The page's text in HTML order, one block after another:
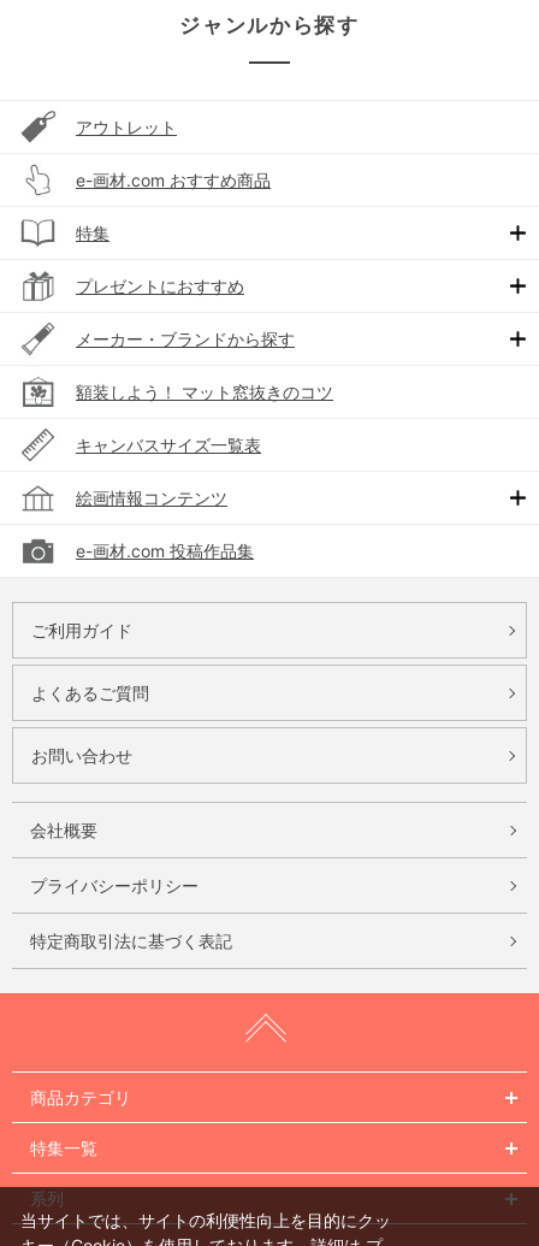
ジャンルから探す
アウトレット
e-画材.com おすすめ商品
特集
プレゼントにおすすめ
メーカー・ブランドから探す
額装しよう！ マット窓抜きのコツ
キャンバスサイズ一覧表
絵画情報コンテンツ
e-画材.com 投稿作品集
ご利用ガイド
よくあるご質問
お問い合わせ
会社概要
プライバシーポリシー
特定商取引法に基づく表記
商品カテゴリ
特集一覧
系列
当サイトでは、サイトの利便性向上を目的にクッ